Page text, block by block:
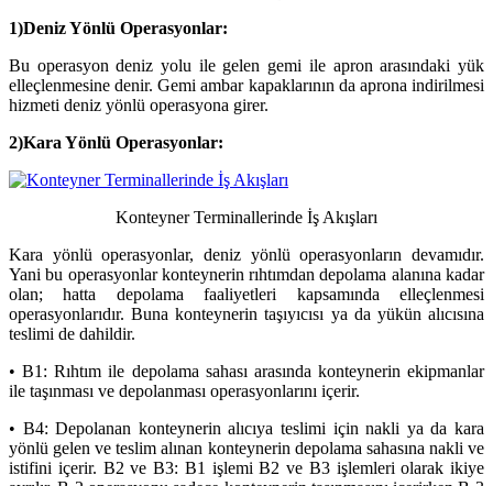
1)Deniz Yönlü Operasyonlar:
Bu operasyon deniz yolu ile gelen gemi ile apron arasındaki yük
elleçlenmesine denir. Gemi ambar kapaklarının da aprona indirilmesi
hizmeti deniz yönlü operasyona girer.
2)Kara Yönlü Operasyonlar:
Konteyner Terminallerinde İş Akışları
Kara yönlü operasyonlar, deniz yönlü operasyonların devamıdır.
Yani bu operasyonlar konteynerin rıhtımdan depolama alanına kadar
olan; hatta depolama faaliyetleri kapsamında elleçlenmesi
operasyonlarıdır. Buna konteynerin taşıyıcısı ya da yükün alıcısına
teslimi de dahildir.
• B1: Rıhtım ile depolama sahası arasında konteynerin ekipmanlar
ile taşınması ve depolanması operasyonlarını içerir.
• B4: Depolanan konteynerin alıcıya teslimi için nakli ya da kara
yönlü gelen ve teslim alınan konteynerin depolama sahasına nakli ve
istifini içerir. B2 ve B3: B1 işlemi B2 ve B3 işlemleri olarak ikiye